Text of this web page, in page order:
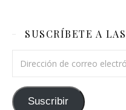
SUSCRÍBETE A
Suscribir